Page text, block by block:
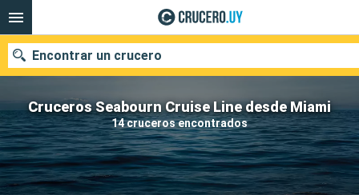
Cruceros Seabourn Cruise Line desde Miami
14 cruceros encontrados
Encontrar un crucero
Nuestros destinos
Fecha de salida